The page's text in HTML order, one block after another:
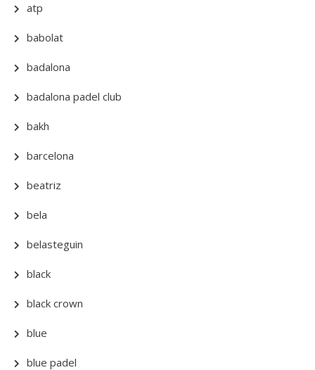
atp
babolat
badalona
badalona padel club
bakh
barcelona
beatriz
bela
belasteguin
black
black crown
blue
blue padel